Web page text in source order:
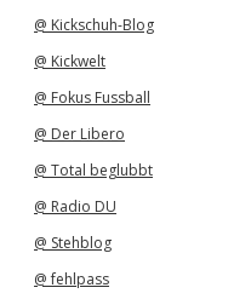
@ Kickschuh-Blog
@ Kickwelt
@ Fokus Fussball
@ Der Libero
@ Total beglubbt
@ Radio DU
@ Stehblog
@ fehlpass